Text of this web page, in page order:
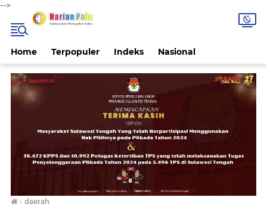
-->
Home Terpopuler Indeks Nasional
› daerah